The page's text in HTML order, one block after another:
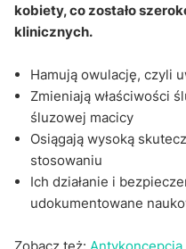
kobiety, co zostało
klinicznych.
Hamują owulację, czyli
Zmieniają właściwości
śluzowej macicy
Osiągają wysoką
stosowaniu
Ich działanie i
udokumentowane
Zobacz też: